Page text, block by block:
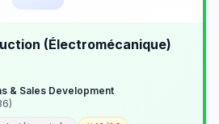
(Électromécanique)
& Sales Development